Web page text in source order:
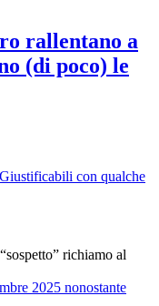
rallentano a
(di poco) le
con qualche
richiamo al
2025 nonostante